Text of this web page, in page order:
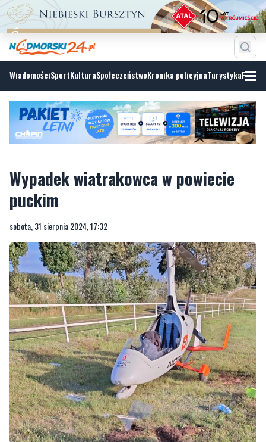
WiadomościSportKulturaSpołeczeństwoKronika policyjnaTurystyka
Wypadek wiatrakowca w powiecie
sobota, 31 sierpnia 2024, 17:32